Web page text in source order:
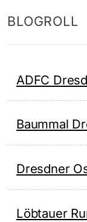
BLOGROLL
ADFC
Baummal
Dresdner
Löbtauer